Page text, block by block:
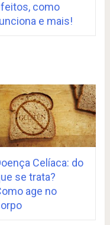
como
e mais!
Celíaca: do
se trata?
age no